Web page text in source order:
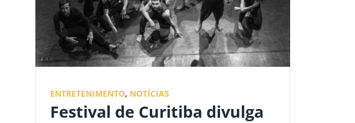
ENTRETENIMENTO, NOTÍCIAS
Festival de Curitiba divulga